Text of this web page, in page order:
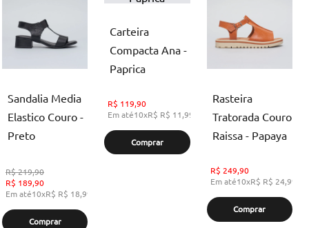
Sandalia Media
Elastico Couro -
Preto
R$219,90
R$ 189,90
Em até10xR$ R$ 18,99
Comprar
Carteira
Compacta Ana -
Paprica
R$ 119,90
Em até10xR$ R$ 11,99 sem juros
Comprar
Rasteira
Tratorada Couro
Raissa - Papaya
R$ 249,90
Em até10xR$ R$ 24,99
Comprar